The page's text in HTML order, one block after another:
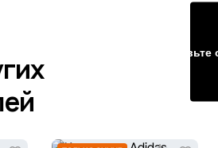
проверяет и обновляет
чтобы своевременно выявлять и
ошибки в кратчайшие разумные
Оставьте